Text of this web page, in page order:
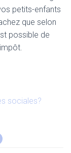
petits-enfants
que selon
possible de
sociales?